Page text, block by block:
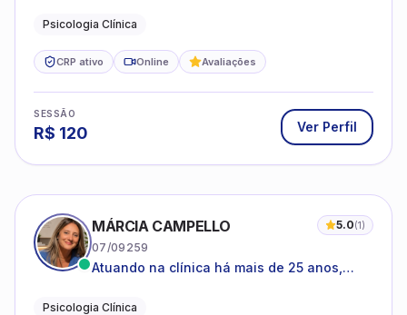
Psicologia Clínica
CRP ativo Online Avaliações
SESSÃO
R$ 120 Ver Perfil
MÁRCIA CAMPELLO 5.0(1)
07/09259
Atuando na clínica há mais de 25 anos,
estruturas, com experiência em
Psicologia Clínica